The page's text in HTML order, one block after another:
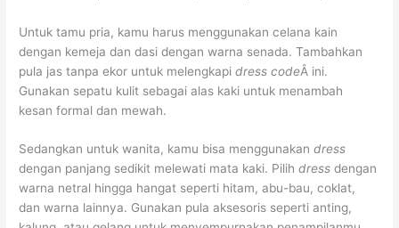
Untuk tamu pria, kamu harus menggunakan celana kain
dengan kemeja dan dasi dengan warna senada. Tambahkan
pula jas tanpa ekor untuk melengkapidress codeÂ ini.
Gunakan sepatu kulit sebagai alas kaki untuk menambah
kesan formal dan mewah.
Sedangkan untuk wanita, kamu bisa menggunakandress
dengan panjang sedikit melewati mata kaki. Pilihdressdengan
warna netral hingga hangat seperti hitam, abu-bau, coklat,
dan warna lainnya. Gunakan pula aksesoris seperti anting,